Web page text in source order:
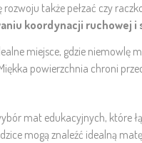
rozwoju także pełzać czy
koordynacji ruchowej i
miejsce, gdzie niemowlę
powierzchnia chroni
mat edukacyjnych, które
mogą znaleźć idealną